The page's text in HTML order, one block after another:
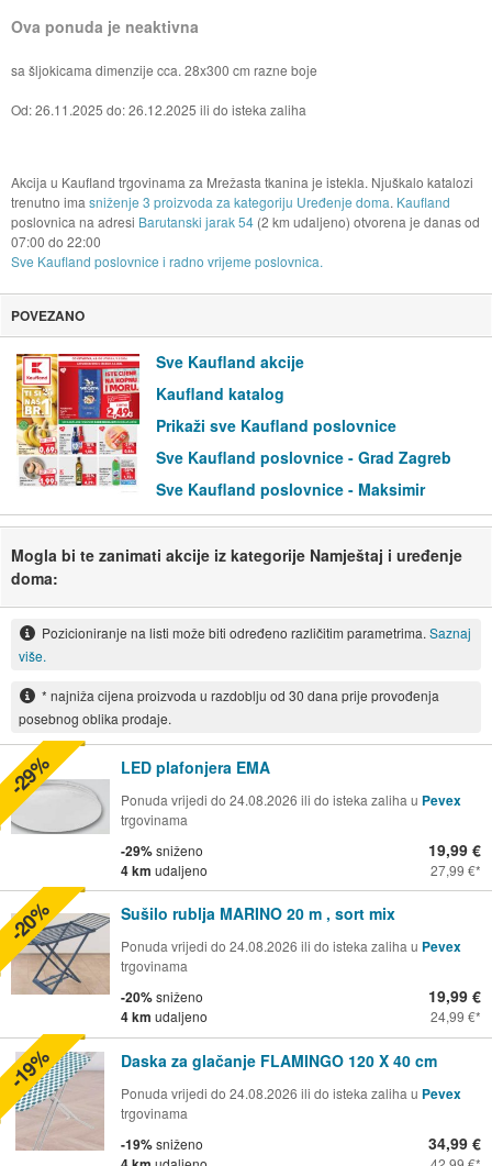
Ova ponuda je neaktivna
sa šljokicama dimenzije cca. 28x300 cm razne boje
Od: 26.11.2025 do: 26.12.2025 ili do isteka zaliha
Akcija u Kaufland trgovinama za Mrežasta tkanina je istekla. Njuškalo katalozi
trenutno ima sniženje 3 proizvoda za kategoriju Uređenje doma. Kaufland
poslovnica na adresi Barutanski jarak 54(2 km udaljeno) otvorena je danas od
07:00 do 22:00
Sve Kaufland poslovnice i radno vrijeme poslovnica.
POVEZANO
Sve Kaufland akcije
Kaufland katalog
Prikaži sve Kaufland poslovnice
Sve Kaufland poslovnice - Grad Zagreb
Sve Kaufland poslovnice - Maksimir
Mogla bi te zanimati akcije iz kategorije Namještaj i uređenje
doma:
Pozicioniranje na listi može biti određeno različitim parametrima. Saznaj
više.
* najniža cijena proizvoda u razdoblju od 30 dana prije provođenja
posebnog oblika prodaje.
LED plafonjera EMA
Ponuda vrijedi do 24.08.2026 ili do isteka zaliha u Pevex
trgovinama
-29%sniženo
4 km udaljeno
19,99 €
27,99 €
-29%
Sušilo rublja MARINO 20 m , sort mix
Ponuda vrijedi do 24.08.2026 ili do isteka zaliha u Pevex
trgovinama
-20%sniženo
4 km udaljeno
19,99 €
24,99 €
-20%
Daska za glačanje FLAMINGO 120 X 40 cm
Ponuda vrijedi do 24.08.2026 ili do isteka zaliha u Pevex
trgovinama
-19%sniženo 34,99 €
-19%